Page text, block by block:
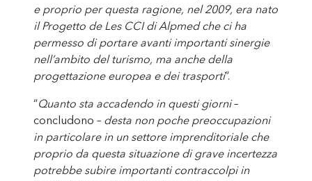
e proprio per questa ragione, nel 2009, era nato
il Progetto de Les CCI di Alpmed che ci ha
permesso di portare avanti importanti sinergie
nell’ambito del turismo, ma anche della
progettazione europea e dei trasporti”.
“Quanto sta accadendo in questi giorni–
concludono – desta non poche preoccupazioni
in particolare in un settore imprenditoriale che
proprio da questa situazione di grave incertezza
potrebbe subire importanti contraccolpi in